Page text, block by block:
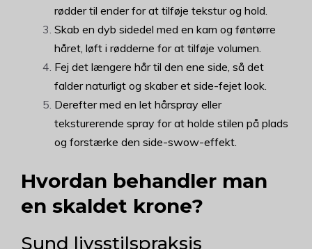
rødder til ender for at tilføje tekstur og hold.
Skab en dyb sidedel med en kam og føntørre
håret, løft i rødderne for at tilføje volumen.
Fej det længere hår til den ene side, så det
falder naturligt og skaber et side-fejet look.
Derefter med en let hårspray eller
teksturerende spray for at holde stilen på plads
og forstærke den side-swow-effekt.
Hvordan behandler man
en skaldet krone?
Sund livsstilspraksis